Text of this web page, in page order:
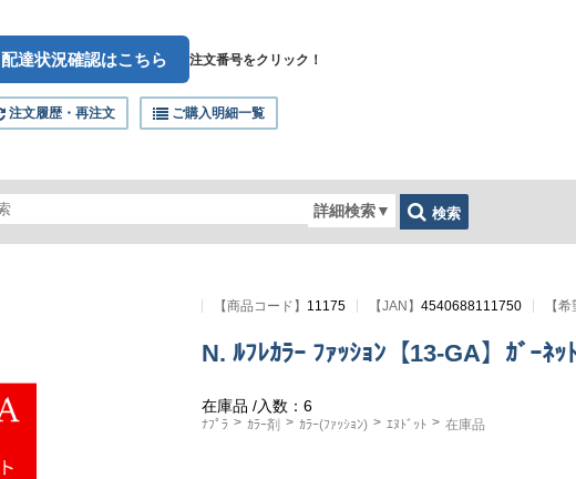
配達状況確認はこちら 注文番号をクリック！
注文履歴・再注文 ご購入明細一覧
詳細検索▼ 検索
【商品コード】 11175 【JAN】4540688111750 【
N. ﾙﾌﾚｶﾗｰ ﾌｧｯｼｮﾝ【13-GA】ｶﾞｰﾈｯ
在庫品 /入数：6
ﾅﾌﾟﾗ ｶﾗｰ剤 ｶﾗｰ(ﾌｧｯｼｮﾝ) ｴﾇﾄﾞｯﾄ 在庫品